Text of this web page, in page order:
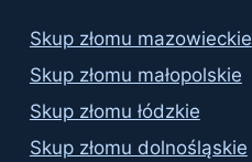
Skup złomu mazowieckie
Skup złomu małopolskie
Skup złomu łódzkie
Skup złomu dolnośląskie